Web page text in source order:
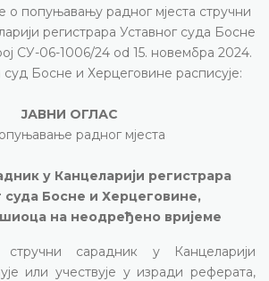
о попуњавању радног мјеста стручни
регистрара Уставног суда Босне
СУ-06-1006/24 od 15. новембра 2024.
суд Босне и Херцеговине расписује:
ЈАВНИ ОГЛАС
радног мјеста
у Канцеларији регистрара
суда Босне и Херцеговине,
на неодређено вријеме
стручни сарадник у Канцеларији
или учествује у изради реферата,